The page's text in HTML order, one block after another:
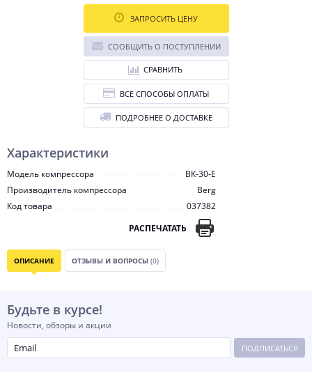
Характеристики
Модель компрессора
ВК-30-E
Производитель компрессора
Berg
Код товара
037382
РАСПЕЧАТАТЬ
ЗАПРОСИТЬ ЦЕНУ
СООБЩИТЬ О ПОСТУПЛЕНИИ
СРАВНИТЬ
ВСЕ СПОСОБЫ ОПЛАТЫ
ПОДРОБНЕЕ О ДОСТАВКЕ
ОПИСАНИЕ ОТЗЫВЫ И ВОПРОСЫ (0)
Будьте в курсе!
Новости, обзоры и акции
ПОДПИСАТЬСЯ